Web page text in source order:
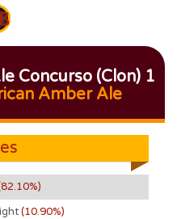
Concurso (Clon) 1
Amber Ale
(10.90%)